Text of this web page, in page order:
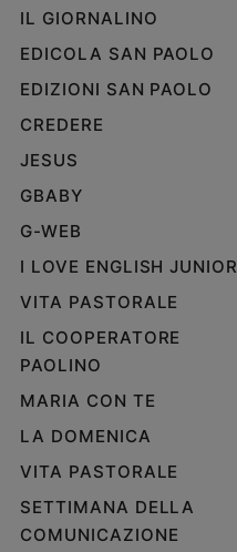
IL GIORNALINO
EDICOLA SAN PAOLO
EDIZIONI SAN PAOLO
CREDERE
JESUS
GBABY
G-WEB
I LOVE ENGLISH JUNIOR
VITA PASTORALE
IL COOPERATORE
PAOLINO
MARIA CON TE
LA DOMENICA
VITA PASTORALE
SETTIMANA DELLA
COMUNICAZIONE